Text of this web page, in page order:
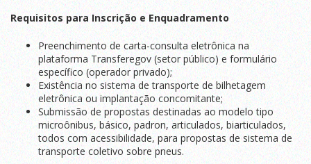
Requisitos para Inscrição e Enquadramento
Preenchimento de carta-consulta eletrônica na
plataforma Transferegov (setor público) e formulário
específico (operador privado);
Existência no sistema de transporte de bilhetagem
eletrônica ou implantação concomitante;
Submissão de propostas destinadas ao modelo tipo
microônibus, básico, padron, articulados, biarticulados,
todos com acessibilidade, para propostas de sistema de
transporte coletivo sobre pneus.